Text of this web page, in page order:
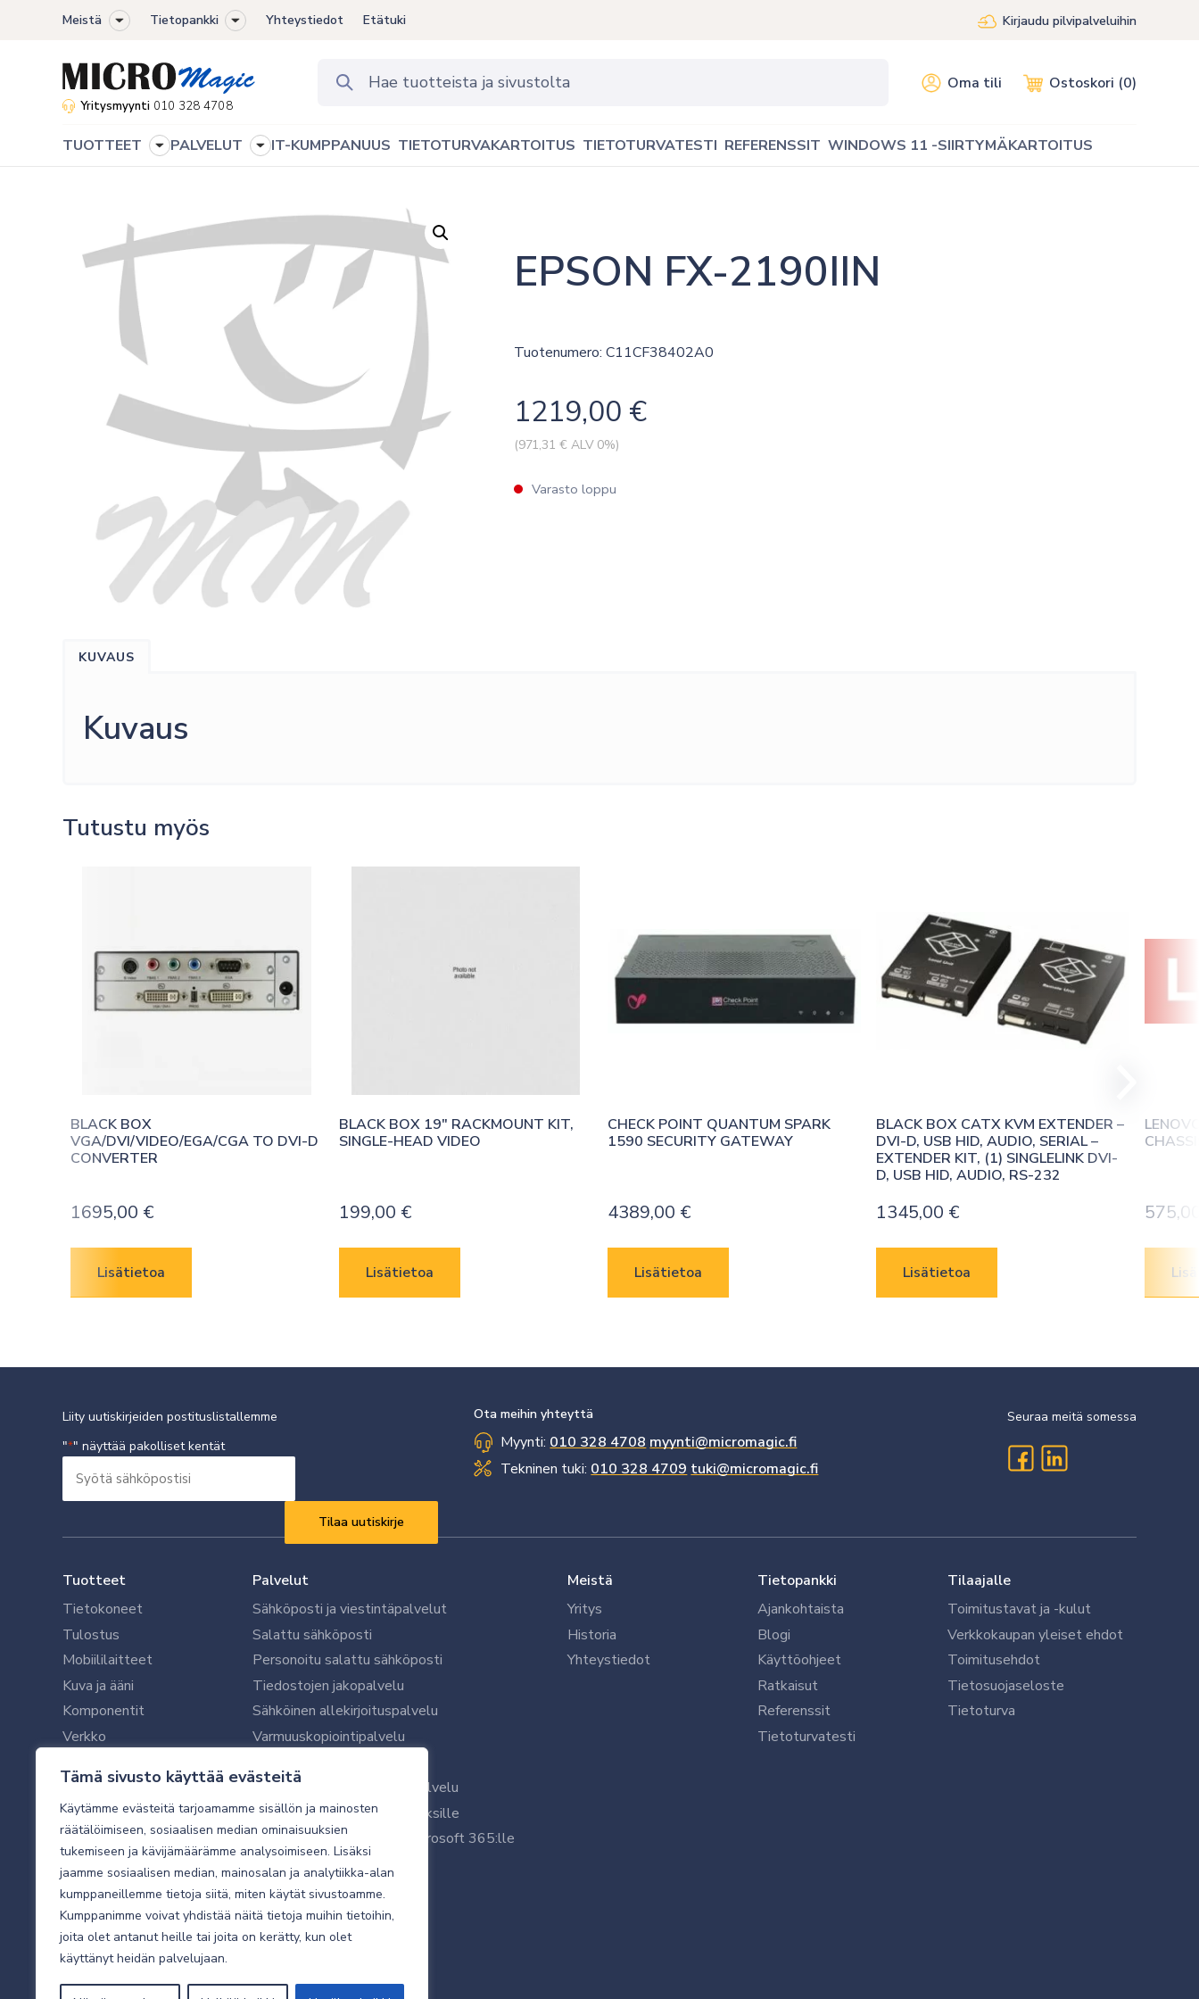
Tämä sivusto käyttää evästeitä
Käytämme evästeitä tarjoamamme sisällön ja mainosten
räätälöimiseen, sosiaalisen median ominaisuuksien
tukemiseen ja kävijämäärämme analysoimiseen. Lisäksi
jaamme sosiaalisen median, mainosalan ja analytiikka-alan
kumppaneillemme tietoja siitä, miten käytät sivustoamme.
Kumppanimme voivat yhdistää näitä tietoja muihin tietoihin,
joita olet antanut heille tai joita on kerätty, kun olet
käyttänyt heidän palvelujaan.
Meistä
Toggle
menu
Tietopankki
Toggle
menu
Yhteystiedot Etätuki Kirjaudu pilvipalveluihin
Yritysmyynti 010 328 4708
Oma tili Ostoskori (0)
TUOTTEET
Toggle
PALVELUT
Toggle
IT-KUMPPANUUS TIETOTURVAKARTOITUS TIETOTURVATESTI REFERENSSIT WINDOWS 11 -SIIRTYMÄKARTOITUS
EPSON FX-2190IIN
Tuotenumero: C11CF38402A0
1219,00 €
(971,31 € ALV 0%)
Varasto loppu
KUVAUS
Kuvaus
Tutustu myös
BLACK BOX
VGA/DVI/VIDEO/EGA/CGA TO DVI-D
CONVERTER
1695,00 €
Lisätietoa
BLACK BOX 19″ RACKMOUNT KIT,
SINGLE-HEAD VIDEO
199,00 €
Lisätietoa
CHECK POINT QUANTUM SPARK
1590 SECURITY GATEWAY
4389,00 €
Lisätietoa
BLACK BOX CATX KVM EXTENDER –
DVI-D, USB HID, AUDIO, SERIAL –
EXTENDER KIT, (1) SINGLELINK DVI-
D, USB HID, AUDIO, RS-232
1345,00 €
Lisätietoa
Liity uutiskirjeiden postituslistallemme
"*" näyttää pakolliset kentät
sähköpostisi
Ota meihin yhteyttä
Myynti: 010 328 4708 myynti@micromagic.fi
Tekninen tuki: 010 328 4709 tuki@micromagic.fi
Seuraa meitä somessa
Tuotteet
Tietokoneet
Tulostus
Mobiililaitteet
Kuva ja ääni
Komponentit
Verkko
Oheislaitteet
Palvelut
Sähköposti ja viestintäpalvelut
Salattu sähköposti
Personoitu salattu sähköposti
Tiedostojen jakopalvelu
Sähköinen allekirjoituspalvelu
Varmuuskopiointipalvelu
Microsoft 365 -varmistuspalvelu
WithSecure tietoturva yrityksille
WithSecuren tietoturva Microsoft 365:lle
Käyttäjätukipalvelu
Tietoturvakartoitus
Sähköpostikartoitus
Valvottu tietoturva 24/7
Meistä
Yritys
Historia
Yhteystiedot
Tietopankki
Ajankohtaista
Blogi
Käyttöohjeet
Ratkaisut
Referenssit
Tietoturvatesti
Tilaajalle
Toimitustavat ja -kulut
Verkkokaupan yleiset ehdot
Toimitusehdot
Tietosuojaseloste
Tietoturva